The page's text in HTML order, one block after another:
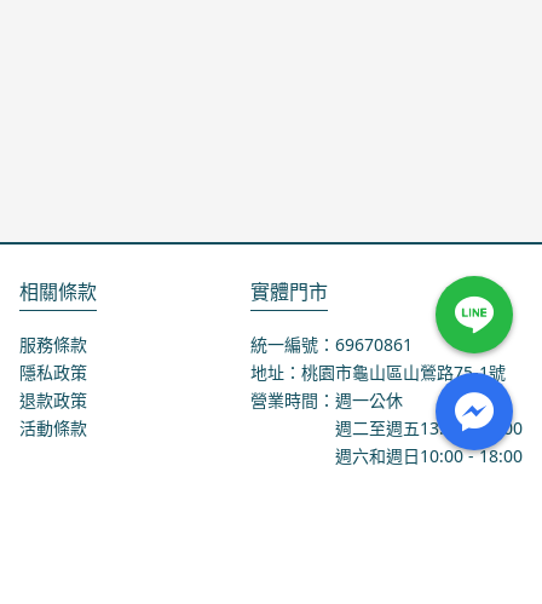
相關條款
服務條款
隱私政策
退款政策
活動條款
實體門市
統一編號：69670861
地址：桃園市龜山區山鶯路75-1號
營業時間：週一公休
週二至週五13:00 - 18:00
週六和週日10:00 - 18:00